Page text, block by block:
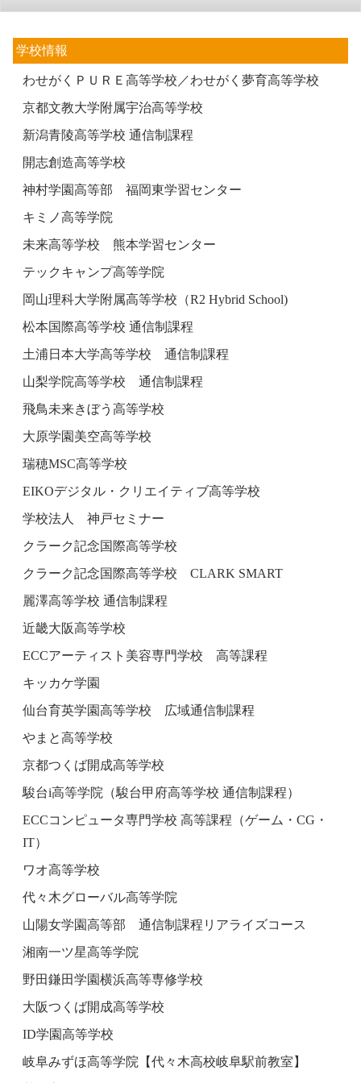
学校情報
わせがくＰＵＲＥ高等学校／わせがく夢育高等学校
京都文教大学附属宇治高等学校
新潟青陵高等学校 通信制課程
開志創造高等学校
神村学園高等部 福岡東学習センター
キミノ高等学院
未来高等学校 熊本学習センター
テックキャンプ高等学院
岡山理科大学附属高等学校（R2 Hybrid School)
松本国際高等学校 通信制課程
土浦日本大学高等学校 通信制課程
山梨学院高等学校 通信制課程
飛鳥未来きぼう高等学校
大原学園美空高等学校
瑞穂MSC高等学校
EIKOデジタル・クリエイティブ高等学校
学校法人 神戸セミナー
クラーク記念国際高等学校
クラーク記念国際高等学校 CLARK SMART
麗澤高等学校 通信制課程
近畿大阪高等学校
ECCアーティスト美容専門学校 高等課程
キッカケ学園
仙台育英学園高等学校 広域通信制課程
やまと高等学校
京都つくば開成高等学校
駿台i高等学院（駿台甲府高等学校 通信制課程）
ECCコンピュータ専門学校 高等課程（ゲーム・CG・
IT）
ワオ高等学校
代々木グローバル高等学院
山陽女学園高等部 通信制課程リアライズコース
湘南一ツ星高等学院
野田鎌田学園横浜高等専修学校
大阪つくば開成高等学校
ID学園高等学校
岐阜みずほ高等学院【代々木高校岐阜駅前教室】